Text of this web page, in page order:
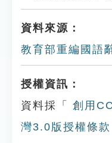
資料來源：
教育部重編國語
授權資訊：
資料採「
創用
灣3.0版授權條款